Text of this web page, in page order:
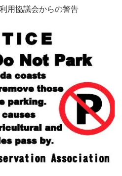
用協議会からの警告